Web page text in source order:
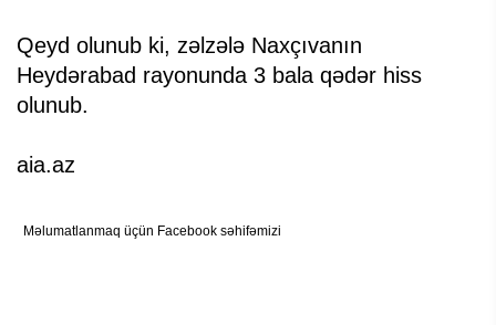
Qeyd olunub ki, zəlzələ Naxçıvanın
Heydərabad rayonunda 3 bala qədər hiss
olunub.
aia.az
Məlumatlanmaq üçün Facebook səhifəmizi